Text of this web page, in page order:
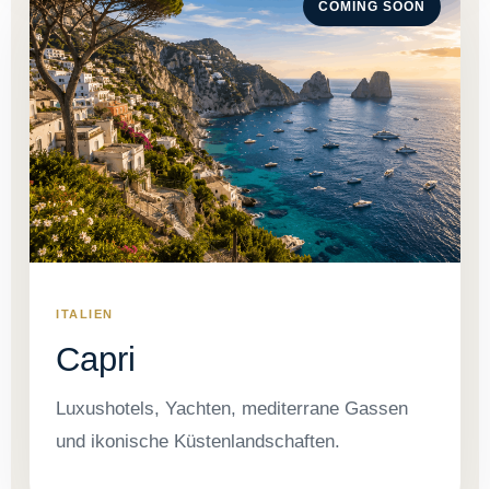
COMING SOON
ITALIEN
Capri
Luxushotels, Yachten, mediterrane Gassen
und ikonische Küstenlandschaften.